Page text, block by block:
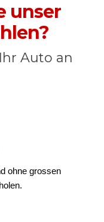
unser
Auto an
ohne grossen